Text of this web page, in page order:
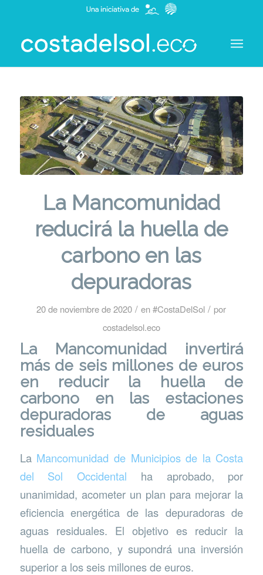
La Mancomunidad
reducirá la huella de
carbono en las
depuradoras
20 de noviembre de 2020 / en#CostaDelSol / por
costadelsol.eco
La Mancomunidad invertirá
más de seis millones de euros
en reducir la huella de
carbono en las estaciones
depuradoras de aguas
residuales
La Mancomunidad de Municipios de la Costa
del Sol Occidental ha aprobado, por
unanimidad, acometer un plan para mejorar la
eficiencia energética de las depuradoras de
aguas residuales. El objetivo es reducir la
huella de carbono, y supondrá una inversión
superior a los seis millones de euros.